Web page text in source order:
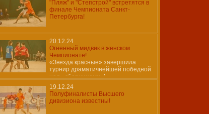
"Пляж" и "Степстрой" встретятся в
финале Чемпионата Санкт-
Петербурга!
20.12.24
Огненный мидвик в женском
Чемпионате!
«Звезда красные» завершила
турнир драматичнейшей победной
над «сборницами»!
19.12.24
Полуфиналисты Высшего
дивизиона известны!